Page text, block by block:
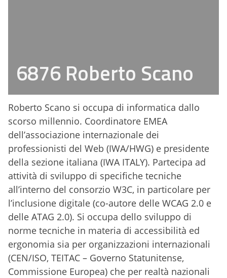
6876 Roberto Scano
Roberto Scano si occupa di informatica dallo
scorso millennio. Coordinatore EMEA
dell’associazione internazionale dei
professionisti del Web (IWA/HWG) e presidente
della sezione italiana (IWA ITALY). Partecipa ad
attività di sviluppo di specifiche tecniche
all’interno del consorzio W3C, in particolare per
l’inclusione digitale (co-autore delle WCAG 2.0 e
delle ATAG 2.0). Si occupa dello sviluppo di
norme tecniche in materia di accessibilità ed
ergonomia sia per organizzazioni internazionali
(CEN/ISO, TEITAC – Governo Statunitense,
Commissione Europea) che per realtà nazionali